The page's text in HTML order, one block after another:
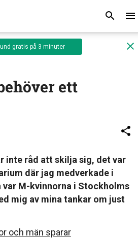
gratis på 3 minuter
ett
inte råd att skilja sig, det var
där jag medverkade i
var M-kvinnorna i Stockholms
mig av mina tankar om just
och män sparar